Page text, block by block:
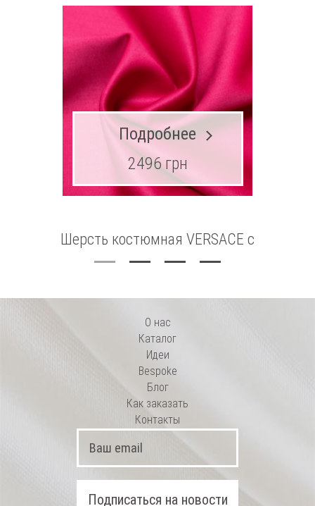
Шерсть костюмная VERSACE с
эластаном
Подробнее
2496 грн
О нас
Каталог
Идеи
Bespoke
Блог
Как заказать
Контакты